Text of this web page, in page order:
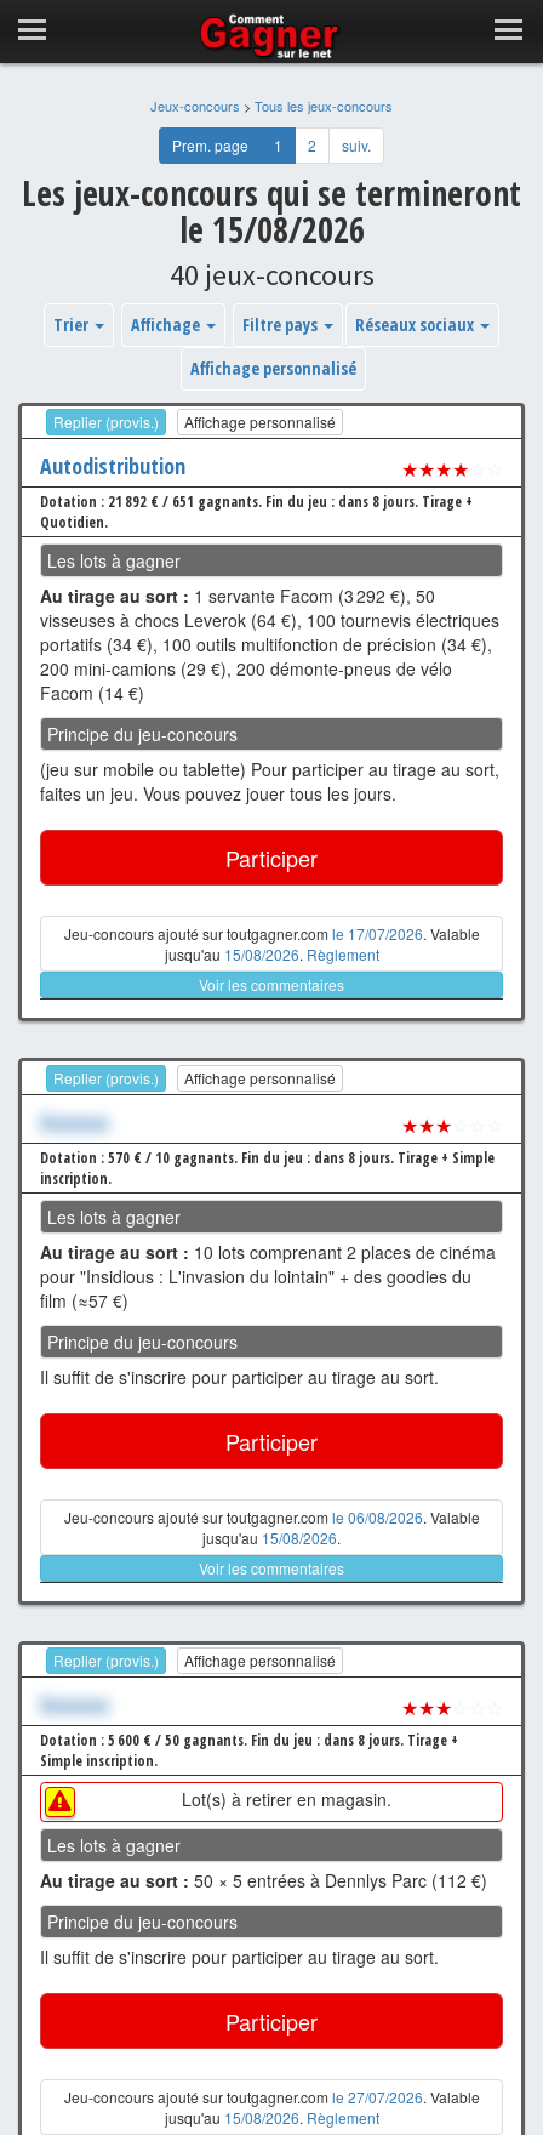
Jeux-concours > Tous les jeux-concours
Prem. page 1 2 suiv.
Les jeux-concours qui se termineront
le 15/08/2026
40 jeux-concours
Trier Affichage Filtre pays
Réseaux sociaux
Affichage personnalisé
Replier (provis.) Affichage personnalisé
Autodistribution ★★★★
Dotation : 21 892 € / 651 gagnants. Fin du jeu : dans 8 jours. Tirage +
Quotidien.
Les lots à gagner
Au tirage au sort : 1 servante Facom (3 292 €), 50
visseuses à chocs Leverok (64 €), 100 tournevis électriques
portatifs (34 €), 100 outils multifonction de précision (34 €),
200 mini-camions (29 €), 200 démonte-pneus de vélo
Facom (14 €)
Principe du jeu-concours
(jeu sur mobile ou tablette) Pour participer au tirage au sort,
faites un jeu. Vous pouvez jouer tous les jours.
Participer
Jeu-concours ajouté sur toutgagner.com le 17/07/2026. Valable
jusqu'au 15/08/2026. Règlement
Voir les commentaires
Replier (provis.) Affichage personnalisé
Xxxxxxx ★★★
Dotation : 570 € / 10 gagnants. Fin du jeu : dans 8 jours. Tirage + Simple
inscription.
Les lots à gagner
Au tirage au sort : 10 lots comprenant 2 places de cinéma
pour "Insidious : L'invasion du lointain" + des goodies du
film (≈57 €)
Principe du jeu-concours
Il suffit de s'inscrire pour participer au tirage au sort.
Participer
Jeu-concours ajouté sur toutgagner.com le 06/08/2026. Valable
jusqu'au 15/08/2026.
Voir les commentaires
Replier (provis.) Affichage personnalisé
Xxxxxxx ★★★
Dotation : 5 600 € / 50 gagnants. Fin du jeu : dans 8 jours. Tirage +
Simple inscription.
Lot(s) à retirer en magasin.
Les lots à gagner
Au tirage au sort : 50 × 5 entrées à Dennlys Parc (112 €)
Principe du jeu-concours
Il suffit de s'inscrire pour participer au tirage au sort.
Participer
Jeu-concours ajouté sur toutgagner.com le 27/07/2026. Valable
jusqu'au 15/08/2026. Règlement